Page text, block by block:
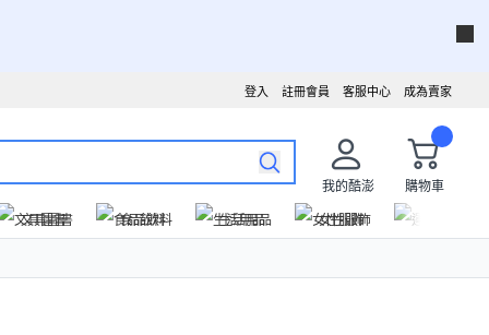
成為賣家
客服中心
註冊會員
登入
我的酷澎
購物車
文具圖書
食品飲料 生活用品 女性服飾